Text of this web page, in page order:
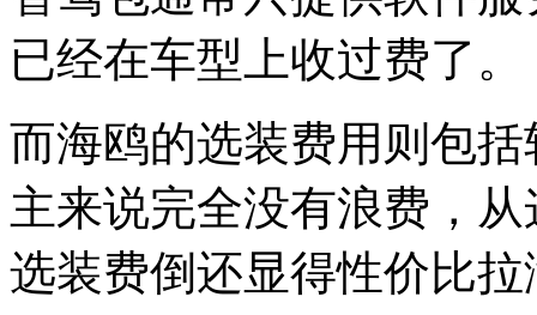
已经在车型上收过费了。
而海鸥的选装费用则包
主来说完全没有浪费，
选装费倒还显得性价比拉